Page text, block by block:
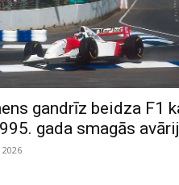
gandrīz beidza F1
gada smagās